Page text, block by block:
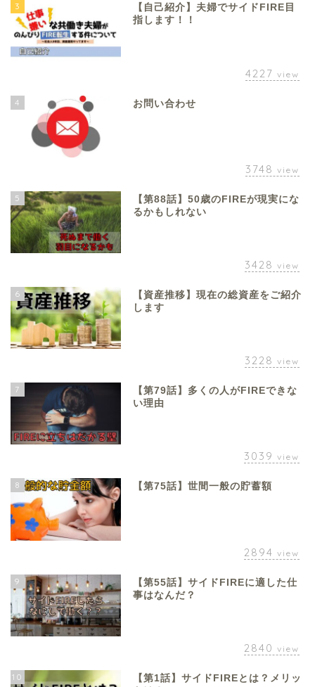
3
【自己紹介】夫婦でサイドFIRE目
指します！！
4227 view
4 お問い合わせ
3748 view
5
【第88話】50歳のFIREが現実にな
るかもしれない
3428 view
6
【資産推移】現在の総資産をご紹介
します
3228 view
7
【第79話】多くの人がFIREできな
い理由
3039 view
8 【第75話】世間一般の貯蓄額
2894 view
9
【第55話】サイドFIREに適した仕
事はなんだ？
2840 view
10
【第1話】サイドFIREとは？メリッ